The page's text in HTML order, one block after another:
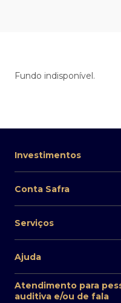
Fundo indisponível.
Investimentos
Conta Safra
Serviços
Ajuda
Atendimento para
auditiva e/ou de fala